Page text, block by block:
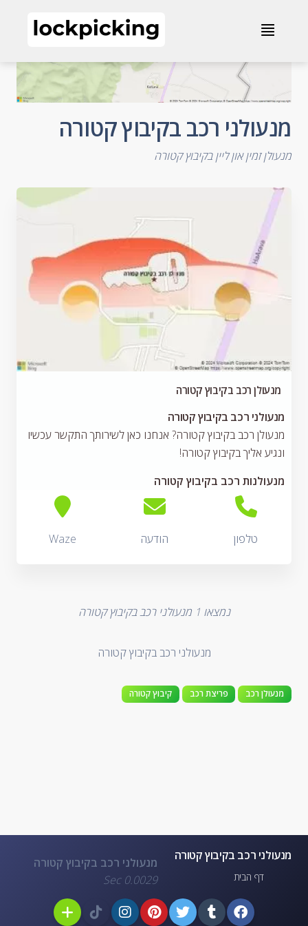
מנעולני רכב בקיבוץ קטורה
≣
מנעולני רכב בקיבוץ קטורה
מנעולן זמין און ליין בקיבוץ קטורה
מנעולן רכב בקיבוץ קטורה
מנעולני רכב בקיבוץ קטורה
מנעולן רכב בקיבוץ קטורה? אנחנו כאן לשירותך התקשר עכשיו
ונגיע אליך בקיבוץ קטורה!
מנעולנות רכב בקיבוץ קטורה
טלפון הודעה Waze
נמצאו 1 מנעולני רכב בקיבוץ קטורה
מנעולני רכב בקיבוץ קטורה
מנעולן רכב פריצת רכב קיבוץ קטורה
מנעולני רכב בקיבוץ קטורה
דף הבית
מנעולני רכב בקיבוץ קטורה
0.0029 Sec